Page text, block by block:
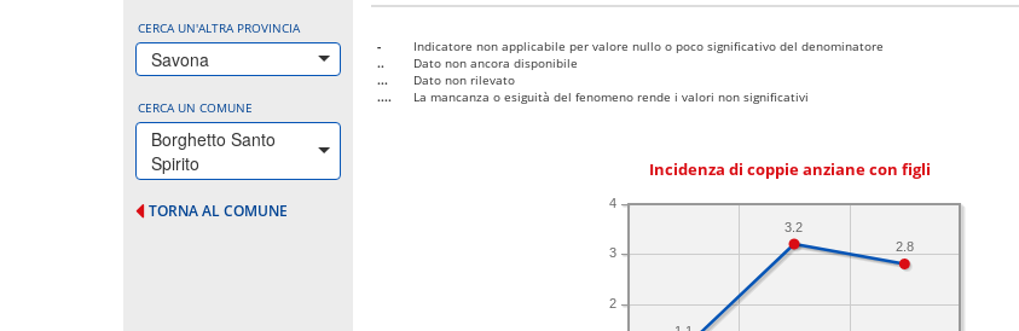
CERCA UN'ALTRA PROVINCIA
Savona
CERCA UN COMUNE
Borghetto Santo
Spirito
TORNA AL COMUNE
-
Indicatore non applicabile per valore nullo o poco significativo del denominatore
..
Dato non ancora disponibile
...
Dato non rilevato
....
La mancanza o esiguità del fenomeno rende i valori non significativi
Incidenza di coppie anziane con figli
2
3
4
2.8
3.2